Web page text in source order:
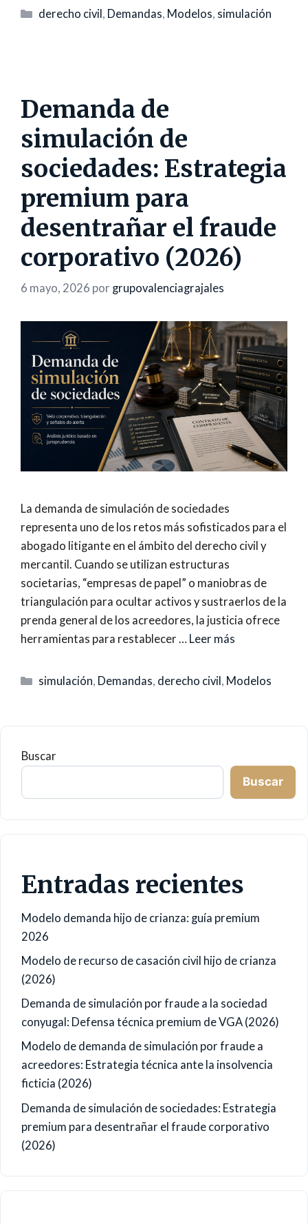
Categorías
derecho civil, Demandas, Modelos, simulación
Demanda de
simulación de
sociedades: Estrategia
premium para
desentrañar el fraude
corporativo (2026)
6 mayo, 2026 por grupovalenciagrajales
La demanda de simulación de sociedades
representa uno de los retos más sofisticados para el
abogado litigante en el ámbito del derecho civil y
mercantil. Cuando se utilizan estructuras
societarias, “empresas de papel” o maniobras de
triangulación para ocultar activos y sustraerlos de la
prenda general de los acreedores, la justicia ofrece
herramientas para restablecer … Leer más
Categorías
simulación, Demandas, derecho civil , Modelos
Buscar
Buscar
Entradas recientes
Modelo demanda hijo de crianza: guía premium
2026
Modelo de recurso de casación civil hijo de crianza
(2026)
Demanda de simulación por fraude a la sociedad
conyugal: Defensa técnica premium de VGA (2026)
Modelo de demanda de simulación por fraude a
acreedores: Estrategia técnica ante la insolvencia
ficticia (2026)
Demanda de simulación de sociedades: Estrategia
premium para desentrañar el fraude corporativo
(2026)